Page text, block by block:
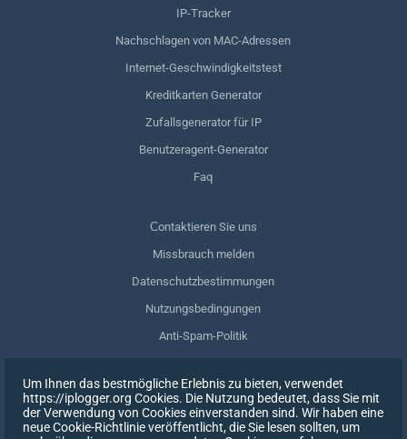
IP-Tracker
Nachschlagen von MAC-Adressen
Internet-Geschwindigkeitstest
Kreditkarten Generator
Zufallsgenerator für IP
Benutzeragent-Generator
Faq
Сontaktieren Sie uns
Missbrauch melden
Datenschutzbestimmungen
Nutzungsbedingungen
Anti-Spam-Politik
Meine Daten löschen
Zustimmung zurückziehen
Um Ihnen das bestmögliche Erlebnis zu bieten, verwendet
https://iplogger.org Cookies. Die Nutzung bedeutet, dass Sie mit
der Verwendung von Cookies einverstanden sind. Wir haben eine
neue Cookie-Richtlinie veröffentlicht, die Sie lesen sollten, um